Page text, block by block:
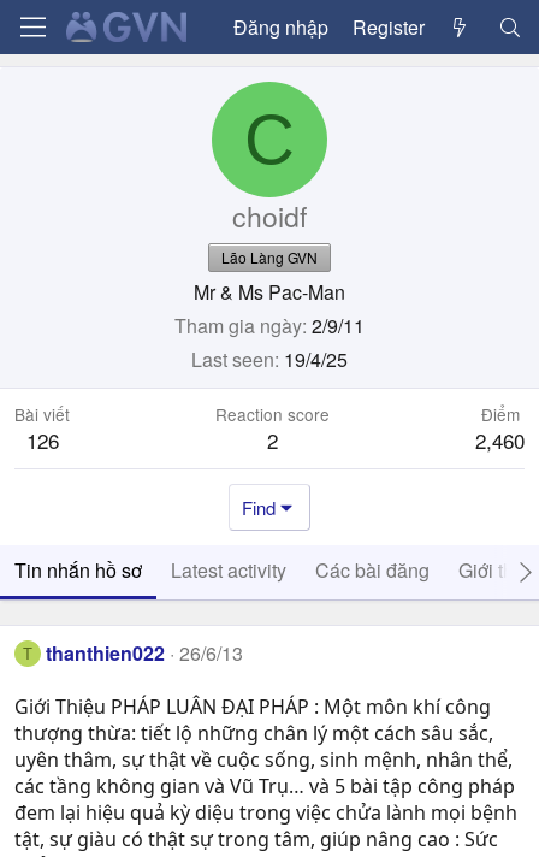
Đăng nhập Register
C
choidf
Lão Làng GVN
Mr & Ms Pac-Man
Tham gia ngày 2/9/11
Last seen 19/4/25
Bài viết
126
Reaction score
2
Điểm
2,460
Find
Tin nhắn hồ sơ Latest activity Các bài đăng Giới thiệu
T thanthien022 26/6/13
Giới Thiệu PHÁP LUÂN ĐẠI PHÁP : Một môn khí công
thượng thừa: tiết lộ những chân lý một cách sâu sắc,
uyên thâm, sự thật về cuộc sống, sinh mệnh, nhân thể,
các tầng không gian và Vũ Trụ… và 5 bài tập công pháp
đem lại hiệu quả kỳ diệu trong việc chửa lành mọi bệnh
tật, sự giàu có thật sự trong tâm, giúp nâng cao : Sức